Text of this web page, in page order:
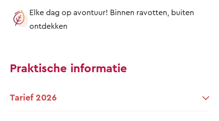
Elke dag op avontuur! Binnen ravotten, buiten
ontdekken
Praktische informatie
Tarief 2026